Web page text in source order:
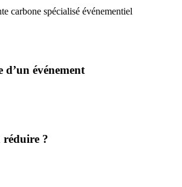
carbone spécialisé événementiel
événement
réduire ?